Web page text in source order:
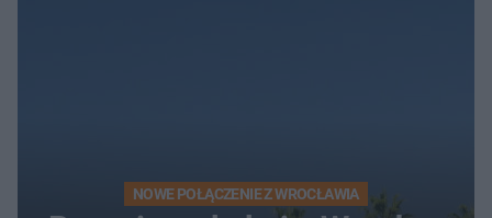
NOWE POŁĄCZENIE Z WROCŁAWIA